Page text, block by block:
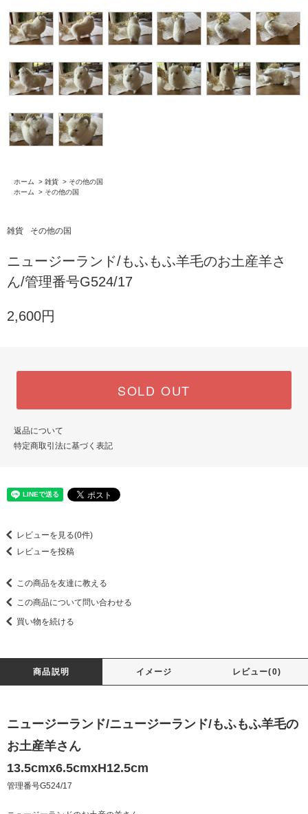
ホーム > 雑貨 > その他の国
ホーム
> その他の国
雑貨 その他の国
ニュージーランド/もふもふ羊毛のお土産羊さ
ん/管理番号G524/17
2,600円
SOLD OUT
返品について
特定商取引法に基づく表記
レビューを見る(0件)
レビューを投稿
この商品を友達に教える
この商品について問い合わせる
買い物を続ける
商品説明 イメージ レビュー(0)
ニュージーランド/ニュージーランド/もふもふ羊毛の
お土産羊さん
13.5cmx6.5cmxH12.5cm
管理番号G524/17